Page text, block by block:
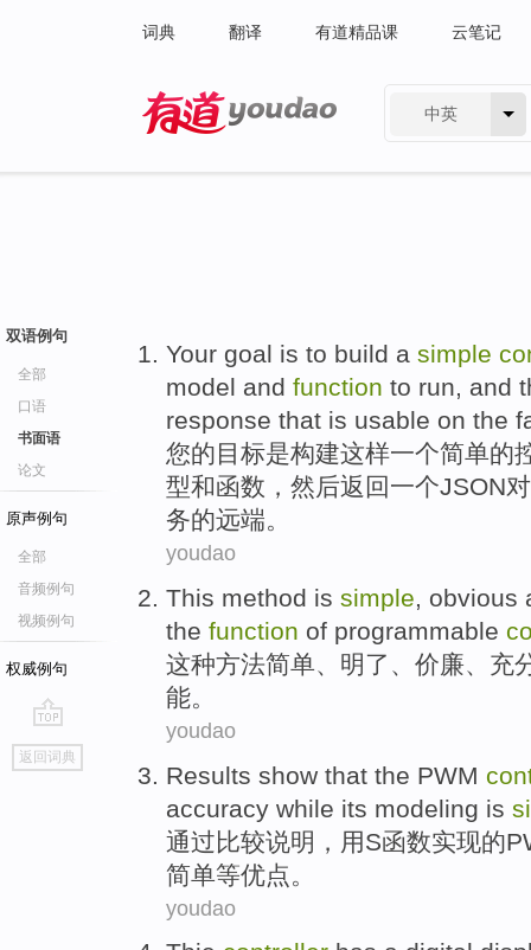
词典 翻译 有道精品课 云笔记
中英
双语例句
全部
口语
书面语
论文
原声例句
全部
音频例句
视频例句
权威例句
go
top
返回词典
Your goal is to build a simple
model and function to run, and
response that is usable on the
您的目标是构建这样一个简单的
型和函数 ， 然后返回 一个JSON
务的远端。
youdao
This method is simple, obvious
the function of programmable
这种方法简单、 明了 、 价廉、 充
能。
youdao
Results show that the PWM
accuracy while its modeling is
通过比较说明 ，用S函数实现的
简单等优点。
youdao